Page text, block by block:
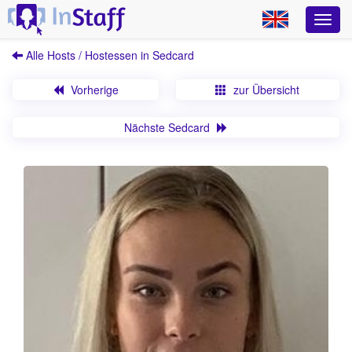
Alle Hosts / Hostessen in Sedcard
Vorherige zur Übersicht
Nächste Sedcard